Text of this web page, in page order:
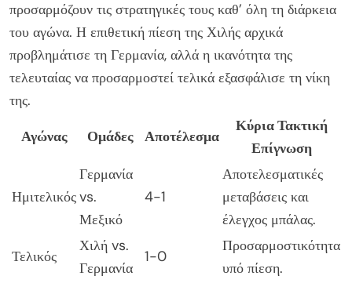
προσαρμόζουν τις στρατηγικές τους καθ’ όλη τη διάρκεια
του αγώνα. Η επιθετική πίεση της Χιλής αρχικά
προβλημάτισε τη Γερμανία, αλλά η ικανότητα της
τελευταίας να προσαρμοστεί τελικά εξασφάλισε τη νίκη
της.
Αγώνας
Ομάδες Αποτέλεσμα
Κύρια Τακτική
Επίγνωση
Ημιτελικός
Γερμανία
vs.
Μεξικό
4-1
Αποτελεσματικές
μεταβάσεις και
έλεγχος μπάλας.
Τελικός
Χιλή vs.
Γερμανία
1-0
Προσαρμοστικότητα
υπό πίεση.